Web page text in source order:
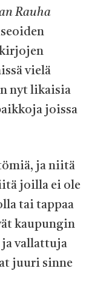
Rauha
kirjojen
vielä
nyt likaisia
joissa
ja niitä
joilla ei ole
tai tappaa
kaupungin
ja vallattuja
juuri sinne